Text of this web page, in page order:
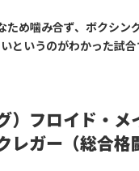
ため噛み合ず、ボクシン
というのがわかった試
）フロイド・
レガー（総合格